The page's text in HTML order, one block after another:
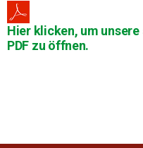
Hier klicken, um
PDF zu öffnen.